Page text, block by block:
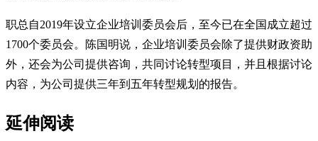
职总自2019年设立企业培训委员会后，至今已在全国成立超过
1700个委员会。陈国明说，企业培训委员会除了提供财政资助
外，还会为公司提供咨询，共同讨论转型项目，并且根据讨论
内容，为公司提供三年到五年转型规划的报告。
延伸阅读